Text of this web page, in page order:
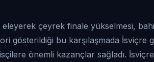
çeyrek finale yükselmesi,
gösterildiği bu karşılaşmada
önemli kazançlar sağladı.